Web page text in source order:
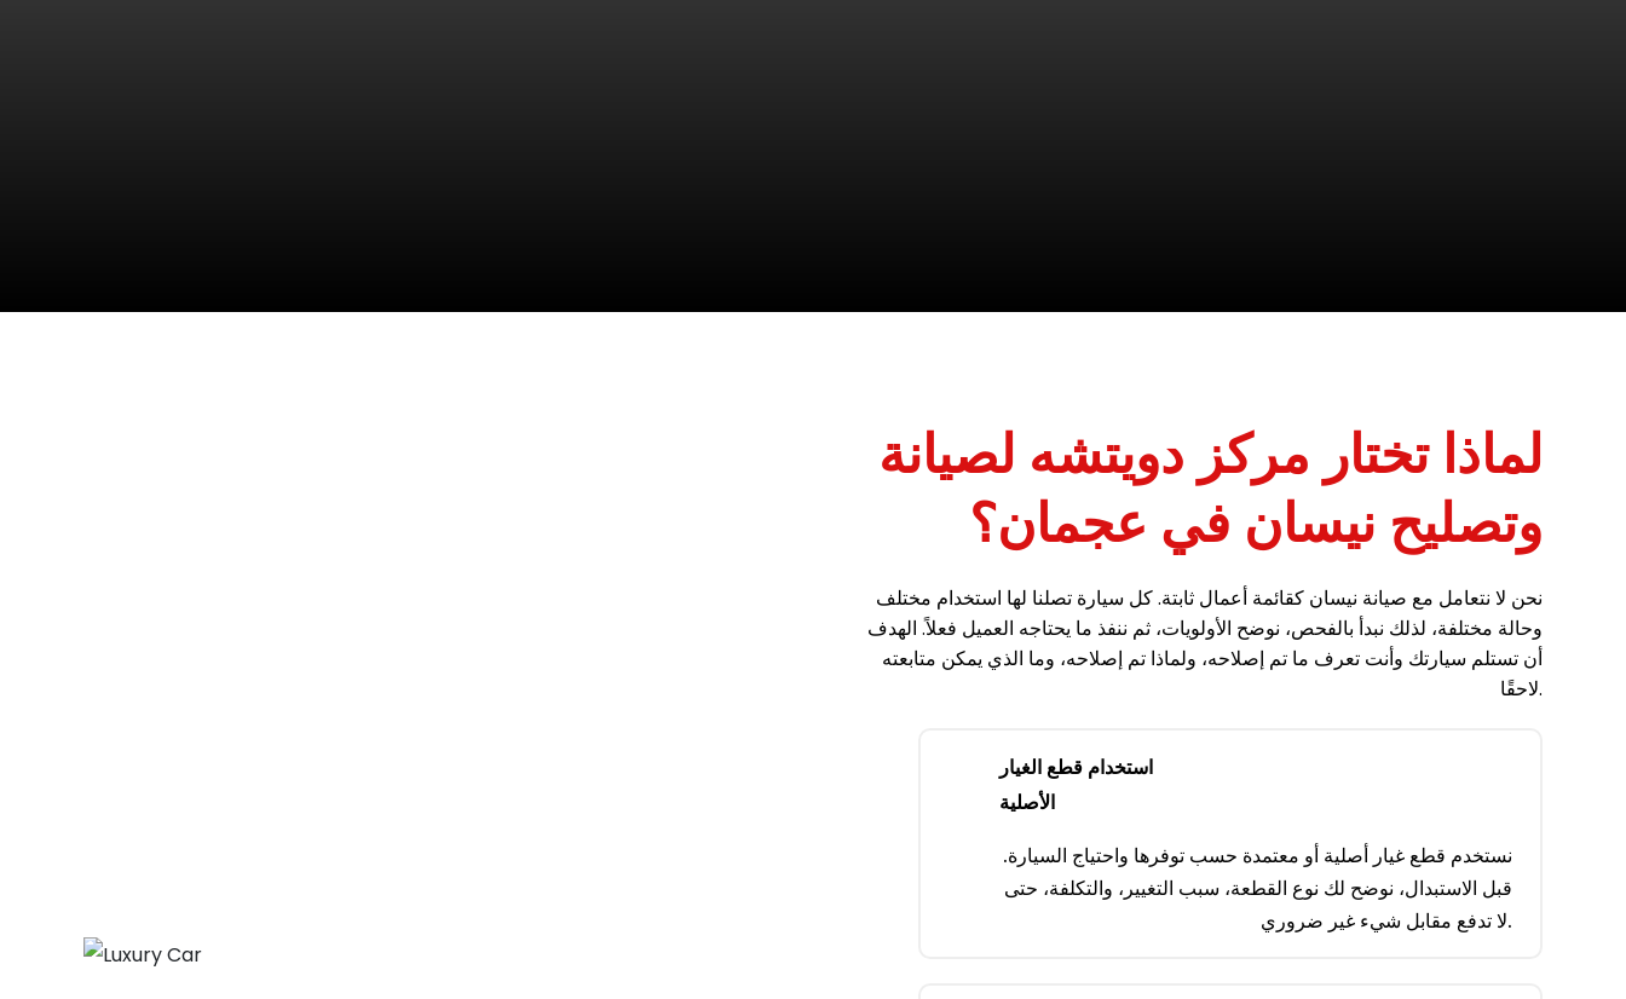
لماذا تختار مركز دويتشه لصيانة
وتصليح نيسان في عجمان؟
نحن لا نتعامل مع صيانة نيسان كقائمة أعمال ثابتة. كل سيارة تصلنا لها استخدام مختلف
وحالة مختلفة، لذلك نبدأ بالفحص، نوضح الأولويات، ثم ننفذ ما يحتاجه العميل فعلاً. الهدف
أن تستلم سيارتك وأنت تعرف ما تم إصلاحه، ولماذا تم إصلاحه، وما الذي يمكن متابعته
لاحقًا.
استخدام قطع الغيار
الأصلية
نستخدم قطع غيار أصلية أو معتمدة حسب توفرها واحتياج السيارة.
قبل الاستبدال، نوضح لك نوع القطعة، سبب التغيير، والتكلفة، حتى
لا تدفع مقابل شيء غير ضروري.